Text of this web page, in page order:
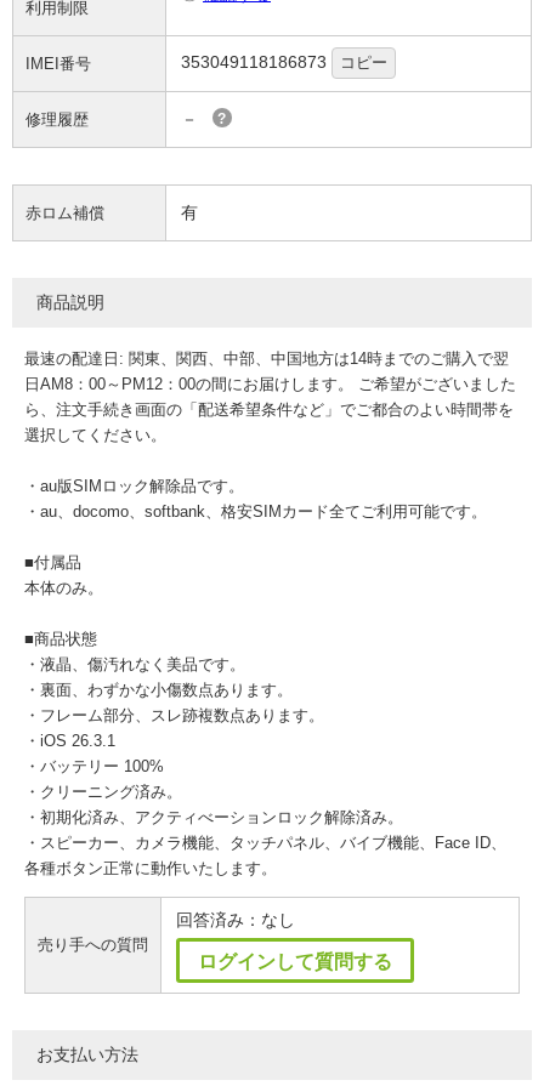
利用制限
IMEI番号 353049118186873 コピー
修理履歴 － ?
赤ロム補償 有
商品説明
最速の配達日: 関東、関西、中部、中国地方は14時までのご購入で翌
日AM8：00～PM12：00の間にお届けします。 ご希望がございました
ら、注文手続き画面の「配送希望条件など」でご都合のよい時間帯を
選択してください。
・au版SIMロック解除品です。
・au、docomo、softbank、格安SIMカード全てご利用可能です。
■付属品
本体のみ。
■商品状態
・液晶、傷汚れなく美品です。
・裏面、わずかな小傷数点あります。
・フレーム部分、スレ跡複数点あります。
・iOS 26.3.1
・バッテリー 100%
・クリーニング済み。
・初期化済み、アクティべーションロック解除済み。
・スピーカー、カメラ機能、タッチパネル、バイブ機能、Face ID、
各種ボタン正常に動作いたします。
売り手への質問
回答済み：なし
ログインして質問する
お支払い方法